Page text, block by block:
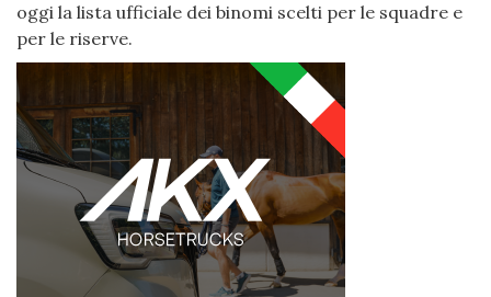
oggi la lista ufficiale dei binomi scelti per le squadre e
per le riserve.